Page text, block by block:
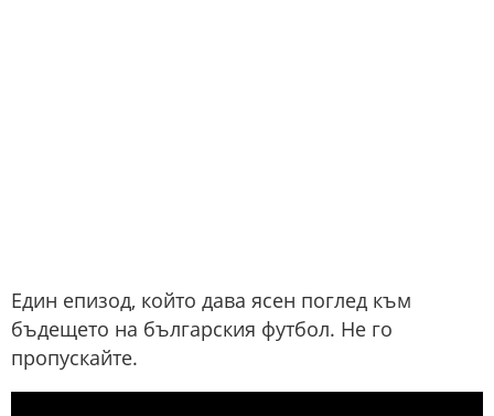
Един епизод, който дава ясен поглед към
бъдещето на българския футбол. Не го
пропускайте.